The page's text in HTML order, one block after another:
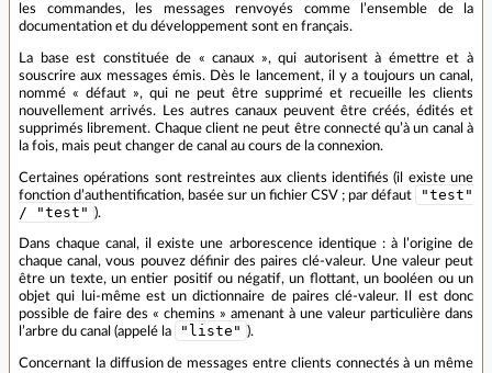
les commandes, les messages renvoyés comme l’ensemble de la
documentation et du développement sont en français.
La base est constituée de « canaux », qui autorisent à émettre et à
souscrire aux messages émis. Dès le lancement, il y a toujours un canal,
nommé « défaut », qui ne peut être supprimé et recueille les clients
nouvellement arrivés. Les autres canaux peuvent être créés, édités et
supprimés librement. Chaque client ne peut être connecté qu’à un canal à
la fois, mais peut changer de canal au cours de la connexion.
Certaines opérations sont restreintes aux clients identifiés (il existe une
fonction d’authentification, basée sur un fichier CSV ; par défaut
"test"
/ "test" ).
Dans chaque canal, il existe une arborescence identique : à l’origine de
chaque canal, vous pouvez définir des paires clé‑valeur. Une valeur peut
être un texte, un entier positif ou négatif, un flottant, un booléen ou un
objet qui lui‑même est un dictionnaire de paires clé‑valeur. Il est donc
possible de faire des « chemins » amenant à une valeur particulière dans
l’arbre du canal (appelé la
"liste" ).
Concernant la diffusion de messages entre clients connectés à un même